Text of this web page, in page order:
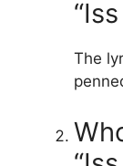
The